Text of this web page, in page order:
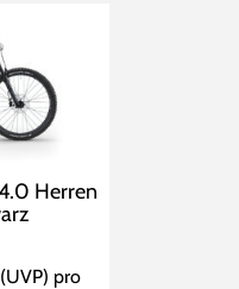
Herren
(UVP) pro